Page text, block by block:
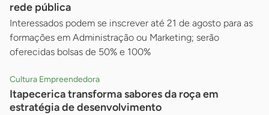
rede pública
Interessados podem se inscrever até 21 de agosto para as
formações em Administração ou Marketing; serão
oferecidas bolsas de 50% e 100%
Cultura Empreendedora
Itapecerica transforma sabores da roça em
estratégia de desenvolvimento